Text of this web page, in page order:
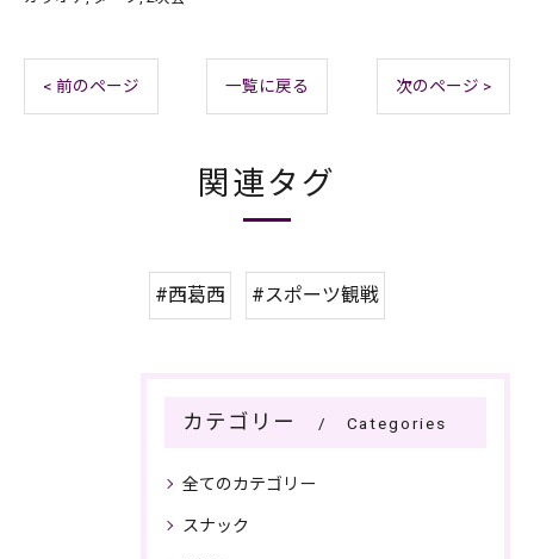
< 前のページ 一覧に戻る 次のページ >
関連タグ
#西葛西 #スポーツ観戦
カテゴリー Categories
全てのカテゴリー
スナック